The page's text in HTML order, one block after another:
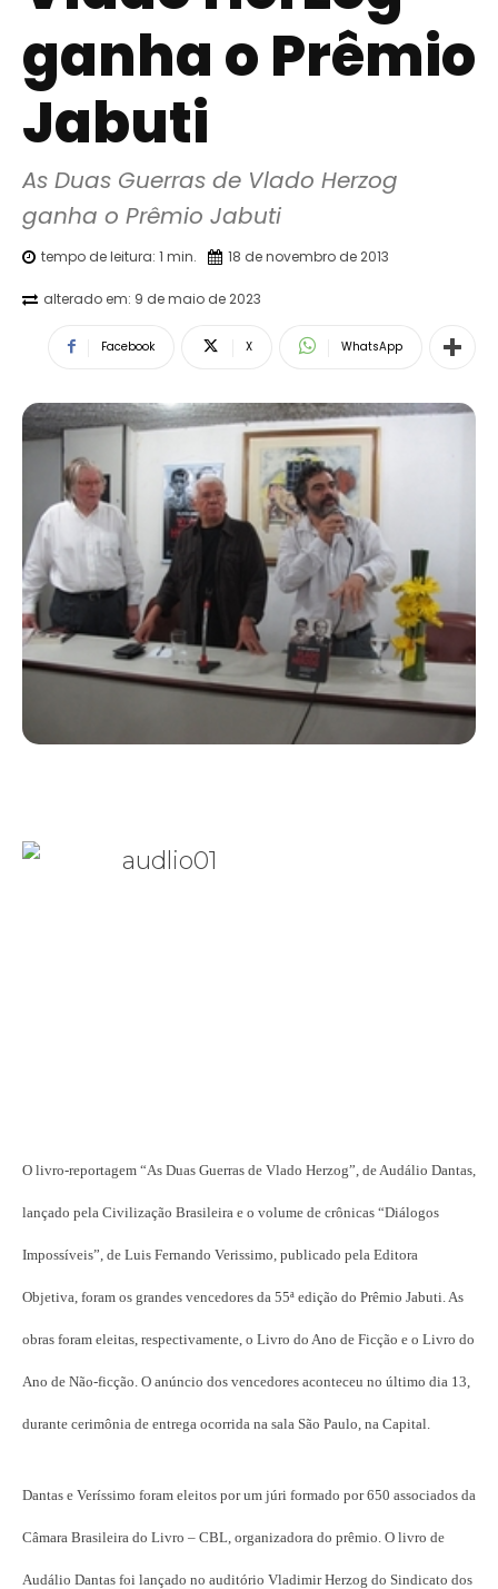
ganha o Prêmio
Jabuti
As Duas Guerras de Vlado Herzog
ganha o Prêmio Jabuti
tempo de leitura: 1 min. 18 de novembro de 2013
alterado em: 9 de maio de 2023
Facebook X WhatsApp
O livro-reportagem “As Duas Guerras de Vlado Herzog”, de Audálio Dantas,
lançado pela Civilização Brasileira e o volume de crônicas “Diálogos
Impossíveis”, de Luis Fernando Verissimo, publicado pela Editora
Objetiva, foram os grandes vencedores da 55ª edição do Prêmio Jabuti. As
obras foram eleitas, respectivamente, o Livro do Ano de Ficção e o Livro do
Ano de Não-ficção. O anúncio dos vencedores aconteceu no último dia 13,
durante cerimônia de entrega ocorrida na sala São Paulo, na Capital.
Dantas e Veríssimo foram eleitos por um júri formado por 650 associados da
Câmara Brasileira do Livro – CBL, organizadora do prêmio. O livro de
Audálio Dantas foi lançado no auditório Vladimir Herzog do Sindicato dos